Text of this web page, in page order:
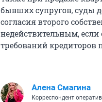
бывших супругов, суды
согласия второго
недействительным,
требований кредиторов
Алена Смагина
Корреспондент